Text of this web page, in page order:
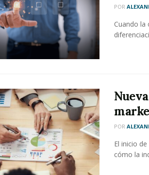
POR
Cuando la
POR
El inicio
cómo la